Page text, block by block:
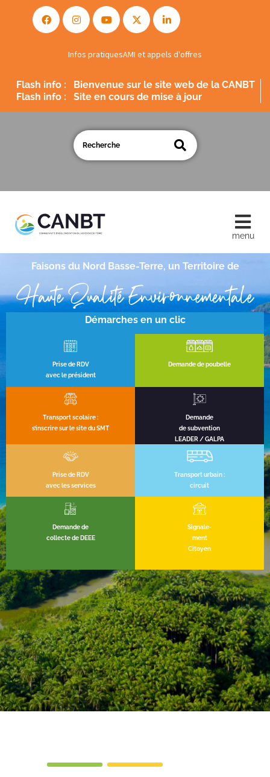
Flash info :
Bienvenue sur le site web de la CANBT
Flash info :
Site en cours de mise à jour
Infos pratiquesAMI et appels d'offres
Faisons du Nord Basse-Terre, un Territoire de
Haute Qualité Environnementale
Démarches en un clic
Prise de RDV
avec le président
Demande de poubelle
Transport scolaire :
s’inscrire sur le site du SMT
Demande
de subvention
LEADER / GALPA
Prise de RDV
avec les services
Transport urbain :
circuit
Demande de
collecte de DEEE
Signale-
ment
Citoyen